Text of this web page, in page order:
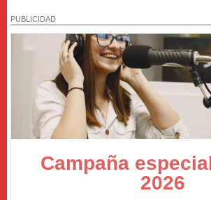
PUBLICIDAD
Campaña
2026